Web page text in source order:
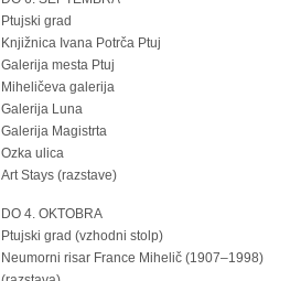
Ptujski grad
Knjižnica Ivana Potrča Ptuj
Galerija mesta Ptuj
Miheličeva galerija
Galerija Luna
Galerija Magistrta
Ozka ulica
Art Stays (razstave)
DO 4. OKTOBRA
Ptujski grad (vzhodni stolp)
Neumorni risar France Mihelič (1907–1998)